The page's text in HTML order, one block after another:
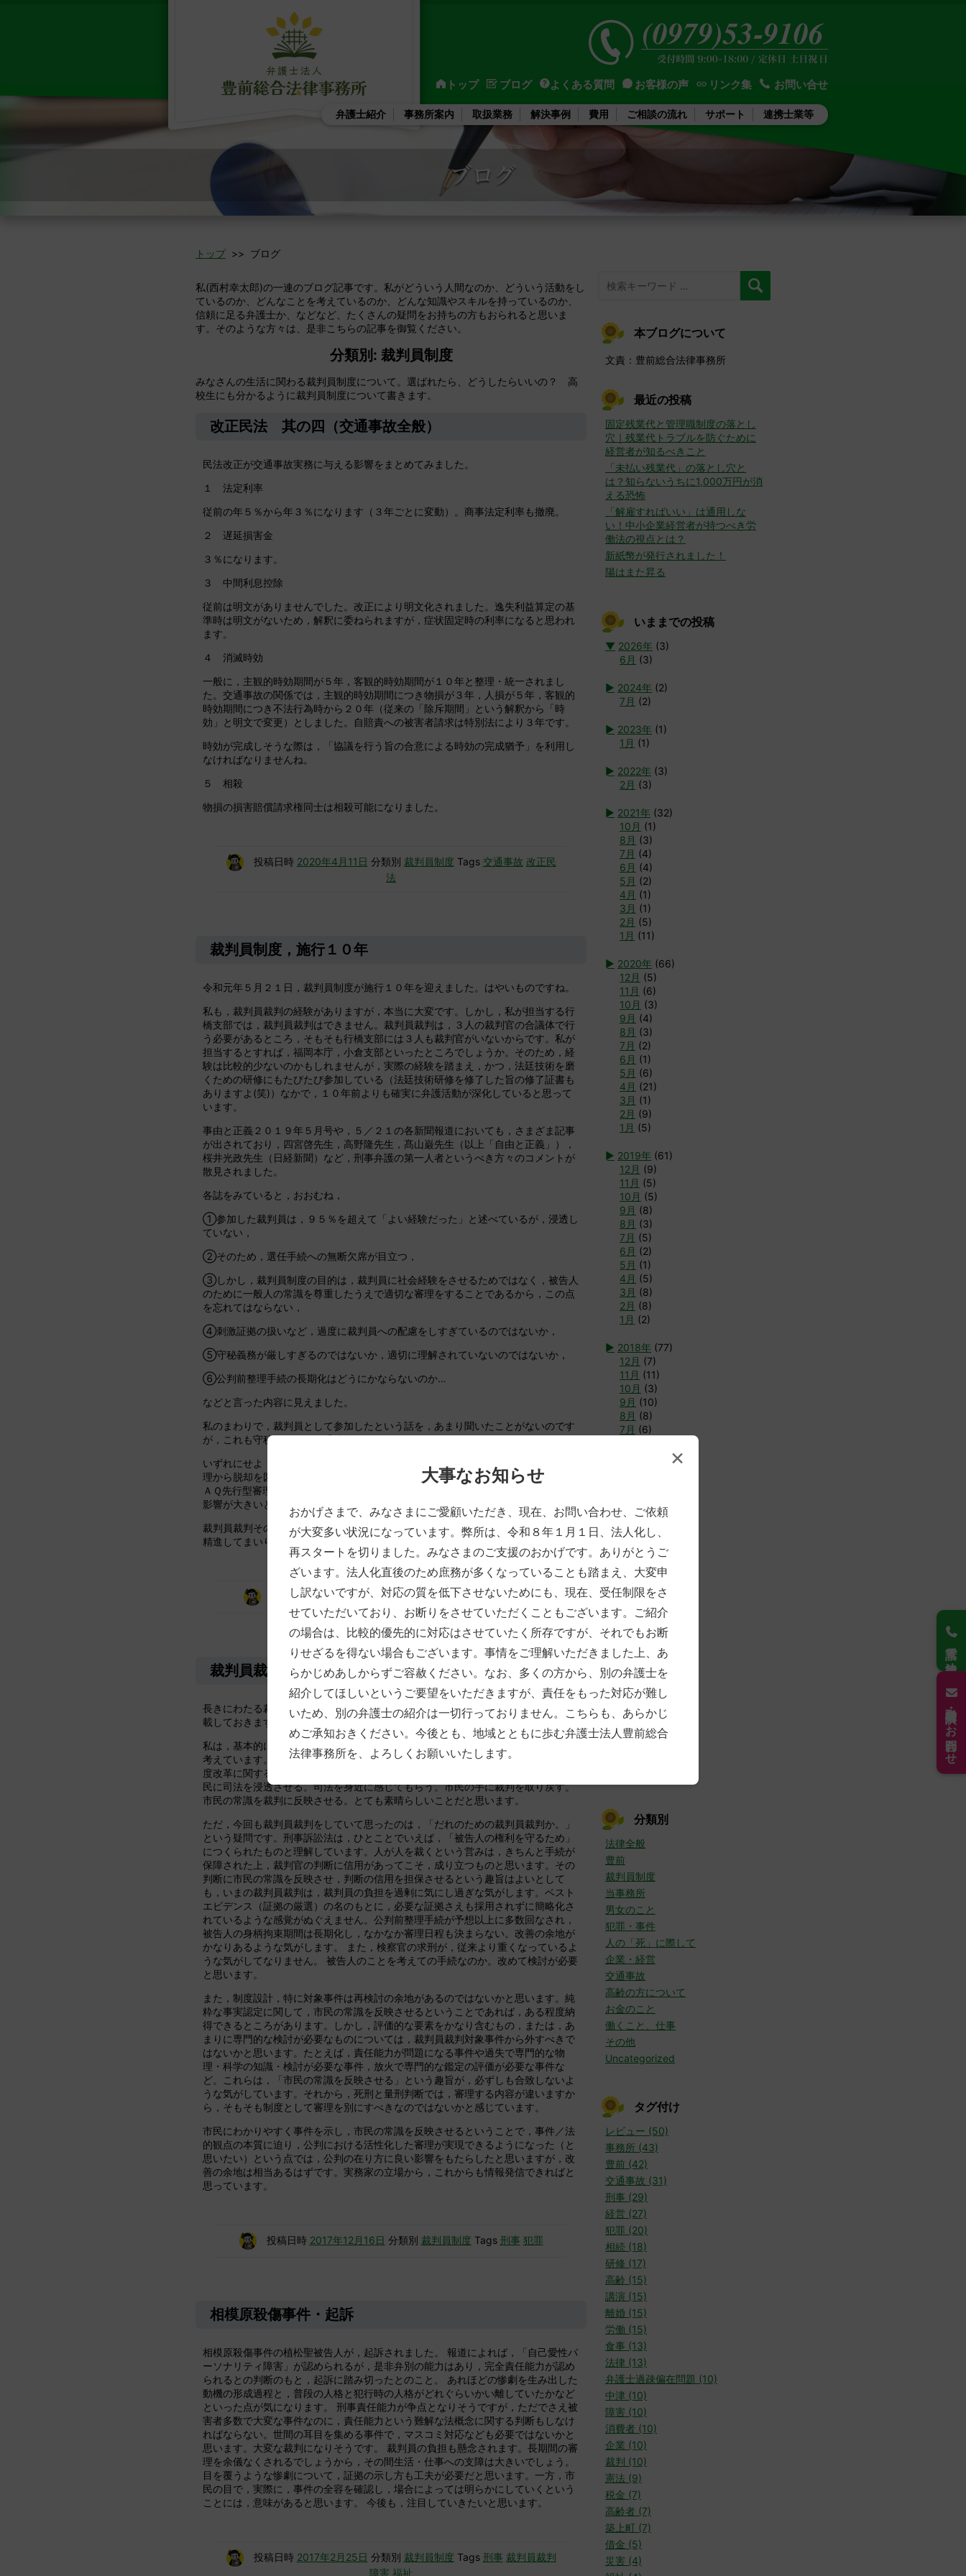
電話で法律相談
取材・講演のお問合わせ
トップ ブログ よくある質問 お客様の声 リンク集 お問い合せ
弁護士紹介 事務所案内 取扱業務 解決事例 費用 ご相談の流れ サポート 連携士業等
トップ>> ブログ
私(西村幸太郎)の一連のブログ記事です。私がどういう人間なのか、どういう活動をし
ているのか、どんなことを考えているのか、どんな知識やスキルを持っているのか、
信頼に足る弁護士か、などなど、たくさんの疑問をお持ちの方もおられると思いま
す。そのような方々は、是非こちらの記事を御覧ください。
分類別: 裁判員制度
みなさんの生活に関わる裁判員制度について。選ばれたら、どうしたらいいの？ 高
校生にも分かるように裁判員制度について書きます。
改正民法 其の四（交通事故全般）
民法改正が交通事故実務に与える影響をまとめてみました。
１ 法定利率
従前の年５％から年３％になります（３年ごとに変動）。商事法定利率も撤廃。
２ 遅延損害金
３％になります。
３ 中間利息控除
従前は明文がありませんでした。改正により明文化されました。逸失利益算定の基
準時は明文がないため，解釈に委ねられますが，症状固定時の利率になると思われ
ます。
４ 消滅時効
一般に，主観的時効期間が５年，客観的時効期間が１０年と整理・統一されまし
た。交通事故の関係では，主観的時効期間につき物損が３年，人損が５年，客観的
時効期間につき不法行為時から２０年（従来の「除斥期間」という解釈から「時
効」と明文で変更）としました。自賠責への被害者請求は特別法により３年です。
時効が完成しそうな際は，「協議を行う旨の合意による時効の完成猶予」を利用し
なければなりませんね。
５ 相殺
物損の損害賠償請求権同士は相殺可能になりました。
投稿日時 2020年4月11日 分類別 裁判員制度 Tags 交通事故 改正民
法
裁判員制度，施行１０年
令和元年５月２１日，裁判員制度が施行１０年を迎えました。はやいものですね。
私も，裁判員裁判の経験がありますが，本当に大変です。しかし，私が担当する行
橋支部では，裁判員裁判はできません。裁判員裁判は，３人の裁判官の合議体で行
う必要があるところ，そもそも行橋支部には３人も裁判官がいないからです。私が
担当するとすれば，福岡本庁，小倉支部といったところでしょうか。そのため，経
験は比較的少ないのかもしれませんが，実際の経験を踏まえ，かつ，法廷技術を磨
くための研修にもたびたび参加している（法廷技術研修を修了した旨の修了証書も
ありますよ(笑)）なかで，１０年前よりも確実に弁護活動が深化していると思って
います。
事由と正義２０１９年５月号や，５／２１の各新聞報道においても，さまざま記事
が出されており，四宮啓先生，高野隆先生，髙山巌先生（以上「自由と正義」），
桜井光政先生（日経新聞）など，刑事弁護の第一人者というべき方々のコメントが
散見されました。
各誌をみていると，おおむね，
①参加した裁判員は，９５％を超えて「よい経験だった」と述べているが，浸透し
ていない，
②そのため，選任手続への無断欠席が目立つ，
③しかし，裁判員制度の目的は，裁判員に社会経験をさせるためではなく，被告人
のために一般人の常識を尊重したうえで適切な審理をすることであるから，この点
を忘れてはならない，
④刺激証拠の扱いなど，過度に裁判員への配慮をしすぎているのではないか，
⑤守秘義務が厳しすぎるのではないか，適切に理解されていないのではないか，
⑥公判前整理手続の長期化はどうにかならないのか…
などと言った内容に見えました。
私のまわりで，裁判員として参加したという話を，あまり聞いたことがないのです
が，これも守秘義務による委縮効果（？）なのでしょうか。
いずれにせよ，私の実感としても，裁判員裁判は，従来の書面主義・五月雨式の審
理から脱却を図り，直接主義・口頭手主義に沿う審理の変化をもたらしたもので，
ＡＱ先行型審理，保釈の運用の変化（？）など，これが裁判官裁判にももたらした
影響が大きいと考えています。
裁判員裁判そのもの，又はこの経験を生かした裁判官裁判をなすべく，私もさらに
精進してまいります。
投稿日時2019年6月9日 分類別裁判員制度 Tags刑事 犯罪
裁判員裁判の功罪
長きにわたる裁判員裁判が終わって一息。この機に，裁判員裁判に関する雑感を記
載しておきます。
私は，基本的には裁判員裁判肯定派です。が，一方で，かなり検討の余地があると
考えています。 私が，弁護士過疎偏在問題に興味をもつきっかけとなった，司法制
度改革に関する卒業論文を書く中で，裁判員裁判についても検討をしています。市
民に司法を浸透させる。司法を身近に感じてもらう。市民の手に裁判を取り戻す。
市民の常識を裁判に反映させる。とても素晴らしいことだと思います。
ただ，今回も裁判員裁判をしていて思ったのは，「だれのための裁判員裁判か。」
という疑問です。刑事訴訟法は，ひとことでいえば，「被告人の権利を守るため」
につくられたものと理解しています。人が人を裁くという営みは，きちんと手続が
保障された上，裁判官の判断に信用があってこそ，成り立つものと思います。その
判断に市民の常識を反映させ，判断の信用を担保させるという趣旨はよいとして
も，いまの裁判員裁判は，裁判員の負担を過剰に気にし過ぎな気がします。ベスト
エビデンス（証拠の厳選）の名のもとに，必要な証拠さえも採用されずに簡略化さ
れているような感覚がぬぐえません。公判前整理手続が予想以上に多数回なされ，
被告人の身柄拘束期間は長期化し，なかなか審理日程も決まらない。改善の余地が
かなりあるような気がします。 また，検察官の求刑が，従来より重くなっているよ
うな気がしてなりません。 被告人のことを考えての手続なのか。改めて検討が必要
と思います。
また，制度設計，特に対象事件は再検討の余地があるのではないかと思います。純
粋な事実認定に関して，市民の常識を反映させるということであれば，ある程度納
得できるところがあります。しかし，評価的な要素をかなり含むもの，または，あ
まりに専門的な検討が必要なものについては，裁判員裁判対象事件から外すべきで
はないかと思います。たとえば，責任能力が問題になる事件や過失で専門的な物
理・科学の知識・検討が必要な事件，放火で専門的な鑑定の評価が必要な事件な
ど。これらは，「市民の常識を反映させる」という趣旨が，必ずしも合致しないよ
うな気がしています。それから，死刑と量刑判断では，審理する内容が違いますか
ら，そもそも制度として審理を別にすべきなのではないかと感じています。
市民にわかりやすく事件を示し，市民の常識を反映させるということで，事件／法
的観点の本質に迫り，公判における活性化した審理が実現できるようになった（と
思いたい）という点では，公判の在り方に良い影響をもたらしたと思いますが，改
善の余地は相当あるはずです。実務家の立場から，これからも情報発信できればと
思っています。
投稿日時 2017年12月16日 分類別 裁判員制度 Tags 刑事 犯罪
相模原殺傷事件・起訴
相模原殺傷事件の植松聖被告人が，起訴されました。 報道によれば，「自己愛性パ
ーソナリティ障害」が認められるが，是非弁別の能力はあり，完全責任能力が認め
られるとの判断のもと，起訴に踏み切ったとのこと。 あれほどの惨劇を生み出した
動機の形成過程と，普段の人格と犯行時の人格がどれぐらいかい離していたかなど
といった点が気になります。 刑事責任能力が争点となりそうですが，ただでさえ被
害者多数で大変な事件なのに，責任能力という難解な法概念に関する判断もしなけ
ればならない。世間の耳目を集める事件で，マスコミ対応なども必要ではないかと
思います。大変な裁判になりそうです。 裁判員の負担も懸念されます。長期間の審
理を余儀なくされるでしょうから，その間生活・仕事への支障は大きいでしょう。
目を覆うような惨劇について，証拠の示し方も工夫が必要だと思います。一方，市
民の目で，実際に，事件の全容を確認し，場合によっては明らかにしていくという
ことには，意味があると思います。 今後も，注目していきたいと思います。
投稿日時 2017年2月25日 分類別 裁判員制度 Tags 刑事 裁判員裁判
障害 福祉
Search
本ブログについて
文責：豊前総合法律事務所
最近の投稿
固定残業代と管理職制度の落とし
穴｜残業代トラブルを防ぐために
経営者が知るべきこと
「未払い残業代」の落とし穴と
は？知らないうちに1,000万円が消
える恐怖
「解雇すればいい」は通用しな
い！中小企業経営者が持つべき労
働法の視点とは？
新紙幣が発行されました！
陽はまた昇る
いままでの投稿
▼ 2026年 (3)
6月 (3)
► 2024年 (2)
7月 (2)
► 2023年 (1)
1月 (1)
► 2022年 (3)
2月 (3)
► 2021年 (32)
10月 (1)
8月 (3)
7月 (4)
6月 (4)
5月 (2)
4月 (1)
3月 (1)
2月 (5)
1月 (11)
► 2020年 (66)
12月 (5)
11月 (6)
10月 (3)
9月 (4)
8月 (3)
7月 (2)
6月 (1)
5月 (6)
4月 (21)
3月 (1)
2月 (9)
1月 (5)
► 2019年 (61)
12月 (9)
11月 (5)
10月 (5)
9月 (8)
8月 (3)
7月 (5)
6月 (2)
5月 (1)
4月 (5)
3月 (8)
2月 (8)
1月 (2)
► 2018年 (77)
12月 (7)
11月 (11)
10月 (3)
9月 (10)
8月 (8)
7月 (6)
1月
(1)
► 2017年 (83)
12月 (4)
11月 (7)
10月 (12)
9月 (4)
8月
(4)
7月
(4)
6月 (2)
5月
(7)
4月
(3)
3月 (8)
2月 (7)
(21)
► 2016年 (30)
分類別
法律全般
豊前
裁判員制度
当事務所
男女のこと
犯罪・事件
人の「死」に際して
企業・経営
交通事故
高齢の方について
お金のこと
働くこと、仕事
その他
Uncategorized
タグ付け
レビュー (50)
事務所 (43)
豊前 (42)
交通事故 (31)
刑事 (29)
経営 (27)
犯罪 (20)
相続 (18)
研修 (17)
高齢 (15)
講演 (15)
離婚 (15)
労働 (15)
食事 (13)
法律 (13)
弁護士過疎偏在問題 (10)
中津 (10)
障害 (10)
消費者 (10)
企業 (10)
裁判 (10)
憲法 (9)
税金 (7)
高齢者 (7)
築上町 (7)
借金 (5)
災害 (4)
×
大事なお知らせ
おかげさまで、みなさまにご愛顧いただき、現在、お問い合わせ、ご依頼
が大変多い状況になっています。弊所は、令和８年１月１日、法人化し、
再スタートを切りました。みなさまのご支援のおかげです。ありがとうご
ざいます。法人化直後のため庶務が多くなっていることも踏まえ、大変申
し訳ないですが、対応の質を低下させないためにも、現在、受任制限をさ
せていただいており、お断りをさせていただくこともございます。ご紹介
の場合は、比較的優先的に対応はさせていたく所存ですが、それでもお断
りせざるを得ない場合もございます。事情をご理解いただきました上、あ
らかじめあしからずご容赦ください。なお、多くの方から、別の弁護士を
紹介してほしいというご要望をいただきますが、責任をもった対応が難し
いため、別の弁護士の紹介は一切行っておりません。こちらも、あらかじ
めご承知おきください。今後とも、地域とともに歩む弁護士法人豊前総合
法律事務所を、よろしくお願いいたします。